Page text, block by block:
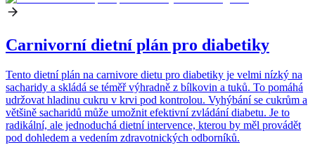
Carnivorní dietní plán pro diabetiky
Tento dietní plán na carnivore dietu pro diabetiky je velmi nízký na
sacharidy a skládá se téměř výhradně z bílkovin a tuků. To pomáhá
udržovat hladinu cukru v krvi pod kontrolou. Vyhýbání se cukrům a
většině sacharidů může umožnit efektivní zvládání diabetu. Je to
radikální, ale jednoduchá dietní intervence, kterou by měl provádět
pod dohledem a vedením zdravotnických odborníků.